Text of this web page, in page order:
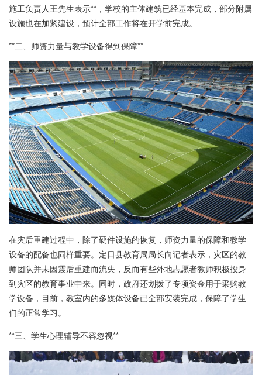
施工负责人王先生表示**，学校的主体建筑已经基本完成，部分附属
设施也在加紧建设，预计全部工作将在开学前完成。
**二、师资力量与教学设备得到保障**
在灾后重建过程中，除了硬件设施的恢复，师资力量的保障和教学
设备的配备也同样重要。定日县教育局局长向记者表示，灾区的教
师团队并未因震后重建而流失，反而有些外地志愿者教师积极投身
到灾区的教育事业中来。同时，政府还划拨了专项资金用于采购教
学设备，目前，教室内的多媒体设备已全部安装完成，保障了学生
们的正常学习。
**三、学生心理辅导不容忽视**